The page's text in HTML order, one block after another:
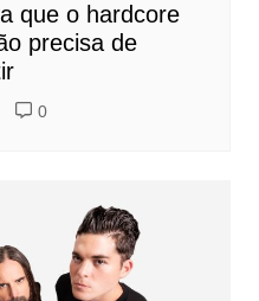
que o hardcore
precisa de
0